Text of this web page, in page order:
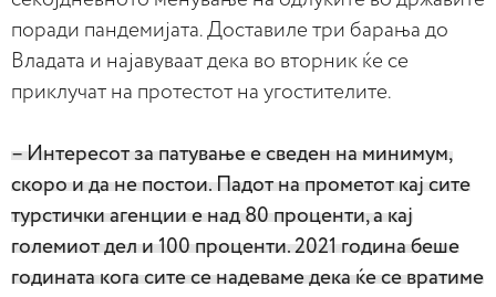
поради пандемијата. Доставиле три барања до
Владата и најавуваат дека во вторник ќе се
приклучат на протестот на угостителите.
– Интересот за патување е сведен на минимум,
скоро и да не постои. Падот на прометот кај сите
турстички агенции е над 80 проценти, а кај
големиот дел и 100 проценти. 2021 година беше
годината кога сите се надеваме дека ќе се вратиме